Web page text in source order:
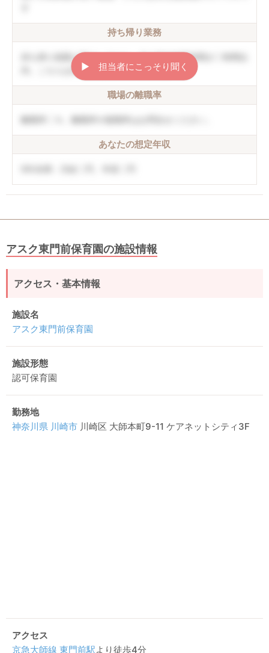
持ち帰り業務
持ち帰り残業は禁止しており、月の平均残業時間が〇時間以
内。こちらは非公開情報のサンプルです
職場の離職率
あなたの想定年収
▶︎ 担当者にこっそり聞く
アスク東門前保育園の施設情報
アクセス・基本情報
施設名
アスク東門前保育園
施設形態
認可保育園
勤務地
神奈川県 川崎市 川崎区 大師本町9-11 ケアネットシティ3F
アクセス
京急大師線 東門前駅より徒歩4分